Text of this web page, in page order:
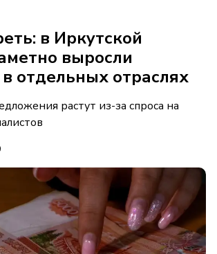
в Иркутской
выросли
отдельных отраслях
растут из-за спроса на